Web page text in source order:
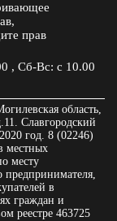
прав
, Сб-Вс: с 10.00
область,
Славгородский
год. 8 (02246)
местных
месту
предпринимателя,
в
граждан и
реестре 463725